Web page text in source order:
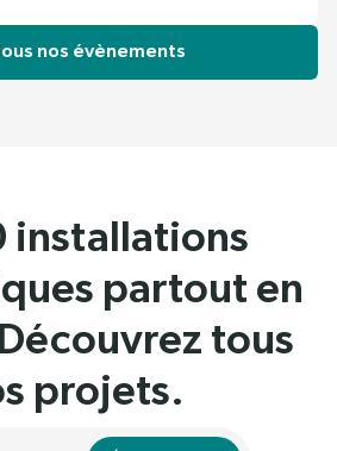
nos évènements
installations
partout en
tous
projets.